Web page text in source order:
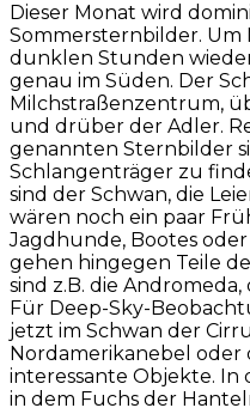
Dieser Monat wird
Sommersternbilder.
dunklen Stunden
genau im Süden. Der
Milchstraßenzentrum,
und drüber der Adler.
genannten Sternbilder
Schlangenträger zu
sind der Schwan, die
wären noch ein paar
Jagdhunde, Bootes
gehen hingegen Teile
sind z.B. die Andromeda,
Für Deep-Sky-
jetzt im Schwan der
Nordamerikanebel oder
interessante Objekte. In
in dem Fuchs der